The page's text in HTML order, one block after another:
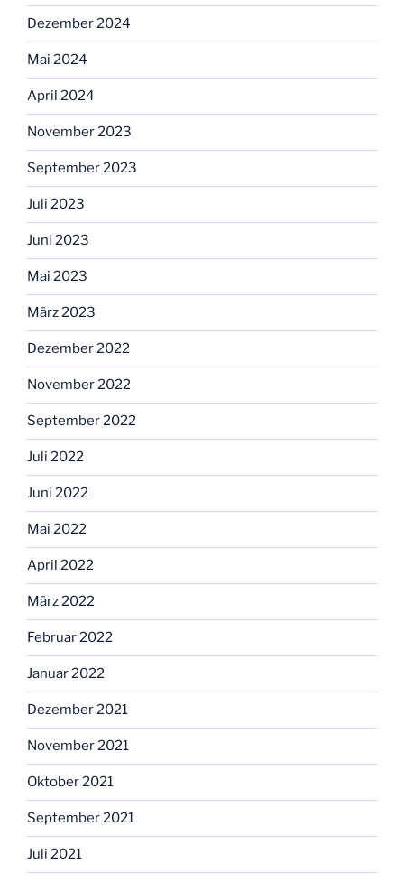
Dezember 2024
Mai 2024
April 2024
November 2023
September 2023
Juli 2023
Juni 2023
Mai 2023
März 2023
Dezember 2022
November 2022
September 2022
Juli 2022
Juni 2022
Mai 2022
April 2022
März 2022
Februar 2022
Januar 2022
Dezember 2021
November 2021
Oktober 2021
September 2021
Juli 2021